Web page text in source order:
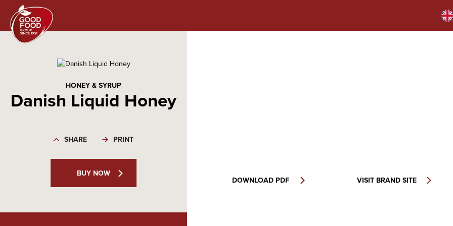
HONEY & SYRUP
Danish Liquid Honey
SHARE PRINT
BUY NOW
DOWNLOAD PDF VISIT BRAND SITE